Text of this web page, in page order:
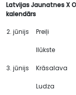
Latvijas Jaunatnes X
kalendārs
2. jūnijs Preiļi
Ilūkste
3. jūnijs Krāsalava
Ludza